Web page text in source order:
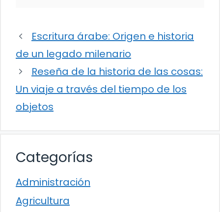
Escritura árabe: Origen e historia
de un legado milenario
Reseña de la historia de las cosas:
Un viaje a través del tiempo de los
objetos
Categorías
Administración
Agricultura